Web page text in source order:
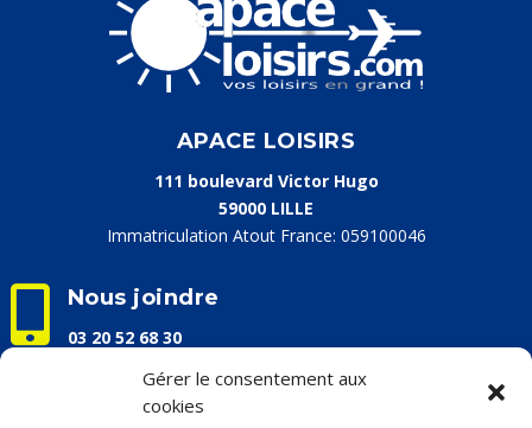
Gérer le consentement aux
cookies
APACE LOISIRS
111 boulevard Victor Hugo
59000 LILLE
Immatriculation Atout France: 059100046
 Nous joindre
03 20 52 68 30